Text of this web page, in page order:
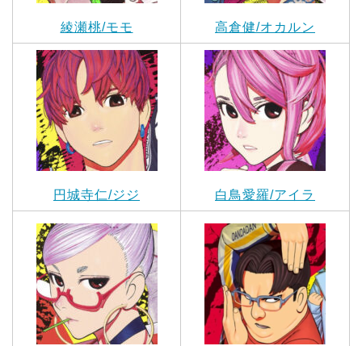
綾瀬桃/モモ 高倉健/オカルン
円城寺仁/ジジ 白鳥愛羅/アイラ